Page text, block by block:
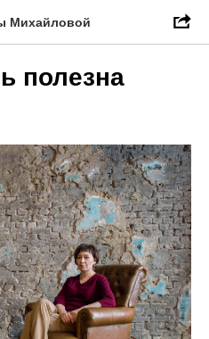
Михайловой
полезна